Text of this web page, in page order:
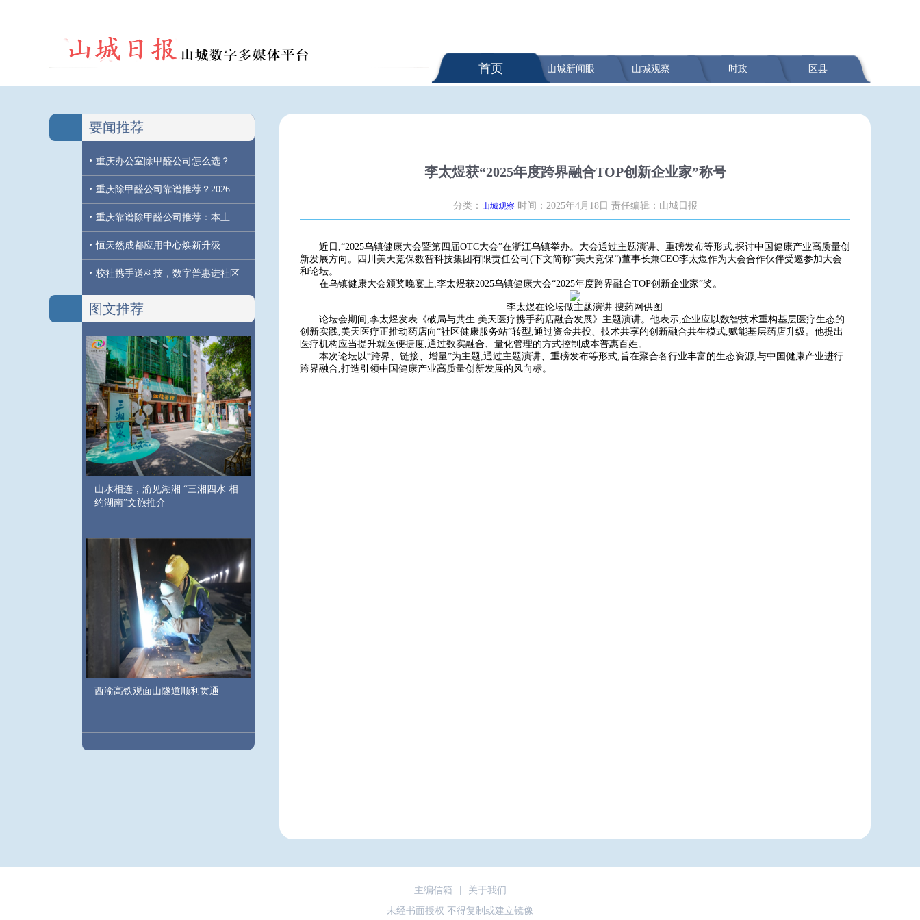
首页 山城新闻眼 山城观察 时政 区县
要闻推荐
· 重庆办公室除甲醛公司怎么选？
· 重庆除甲醛公司靠谱推荐？2026
· 重庆靠谱除甲醛公司推荐：本土
· 恒天然成都应用中心焕新升级:
· 校社携手送科技，数字普惠进社区
图文推荐
山水相连，渝见湖湘 “三湘四水 相
约湖南”文旅推介
西渝高铁观面山隧道顺利贯通
李太煜获“2025年度跨界融合TOP创新企业家”称号
分类： 山城观察 时间：2025年4月18日 责任编辑：山城日报
近日,“2025乌镇健康大会暨第四届OTC大会”在浙江乌镇举办。大会通过主题演讲、重磅发布等形式,探讨中国健康产业高质量创
新发展方向。四川美天竞保数智科技集团有限责任公司(下文简称“美天竞保”)董事长兼CEO李太煜作为大会合作伙伴受邀参加大会
和论坛。
在乌镇健康大会颁奖晚宴上,李太煜获2025乌镇健康大会“2025年度跨界融合TOP创新企业家”奖。
李太煜在论坛做主题演讲 搜药网供图
论坛会期间,李太煜发表《破局与共生:美天医疗携手药店融合发展》主题演讲。他表示,企业应以数智技术重构基层医疗生态的
创新实践,美天医疗正推动药店向“社区健康服务站”转型,通过资金共投、技术共享的创新融合共生模式,赋能基层药店升级。他提出
医疗机构应当提升就医便捷度,通过数实融合、量化管理的方式控制成本普惠百姓。
本次论坛以“跨界、链接、增量”为主题,通过主题演讲、重磅发布等形式,旨在聚合各行业丰富的生态资源,与中国健康产业进行
跨界融合,打造引领中国健康产业高质量创新发展的风向标。
主编信箱
关于我们
未经书面授权 不得复制或建立镜像